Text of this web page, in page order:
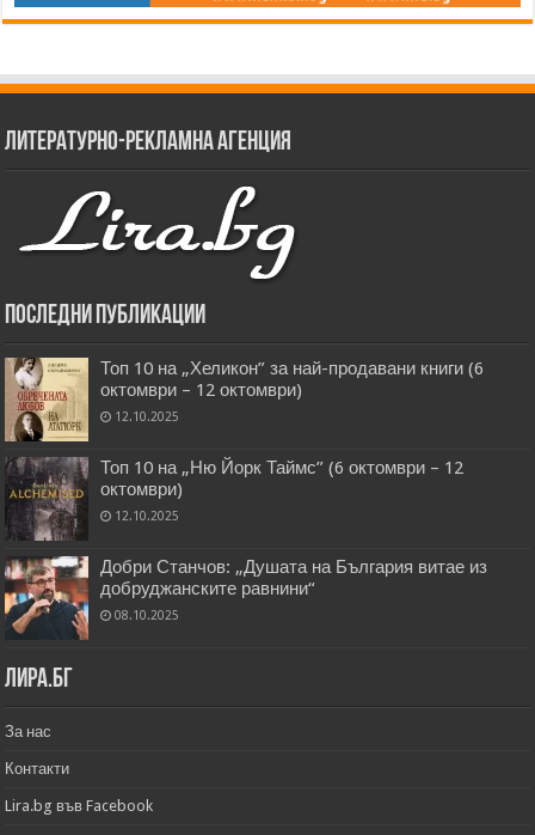
Литературно-рекламна агенция
Последни публикации
Топ 10 на „Хеликон” за най-продавани книги (6
октомври – 12 октомври)
12.10.2025
Топ 10 на „Ню Йорк Таймс” (6 октомври – 12
октомври)
12.10.2025
Добри Станчов: „Душата на България витае из
добруджанските равнини“
08.10.2025
Лира.бг
За нас
Контакти
Lira.bg във Facebook